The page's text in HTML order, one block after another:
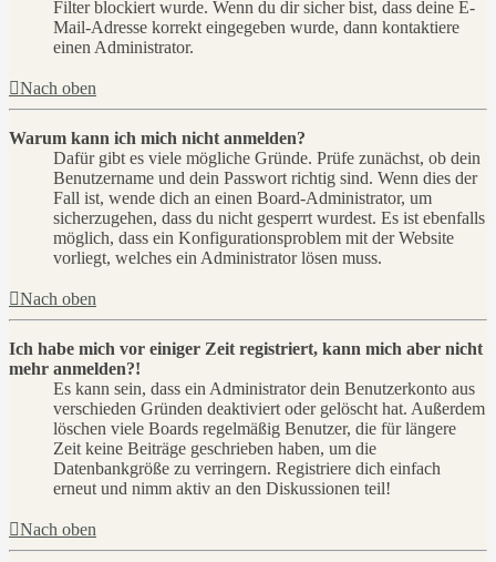
Filter blockiert wurde. Wenn du dir sicher bist, dass deine E-
Mail-Adresse korrekt eingegeben wurde, dann kontaktiere
einen Administrator.
Nach oben
Warum kann ich mich nicht anmelden?
Dafür gibt es viele mögliche Gründe. Prüfe zunächst, ob dein
Benutzername und dein Passwort richtig sind. Wenn dies der
Fall ist, wende dich an einen Board-Administrator, um
sicherzugehen, dass du nicht gesperrt wurdest. Es ist ebenfalls
möglich, dass ein Konfigurationsproblem mit der Website
vorliegt, welches ein Administrator lösen muss.
Nach oben
Ich habe mich vor einiger Zeit registriert, kann mich aber nicht
mehr anmelden?!
Es kann sein, dass ein Administrator dein Benutzerkonto aus
verschieden Gründen deaktiviert oder gelöscht hat. Außerdem
löschen viele Boards regelmäßig Benutzer, die für längere
Zeit keine Beiträge geschrieben haben, um die
Datenbankgröße zu verringern. Registriere dich einfach
erneut und nimm aktiv an den Diskussionen teil!
Nach oben